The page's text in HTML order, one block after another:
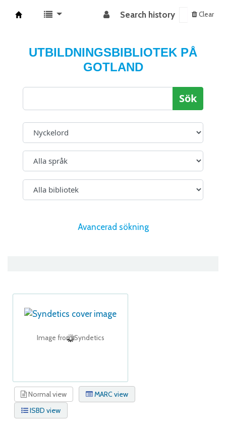
Search history Clear
UTBILDNINGSBIBLIOTEK PÅ
GOTLAND
Sök
Avancerad sökning
Image from Syndetics
Normal view
MARC view
ISBD view